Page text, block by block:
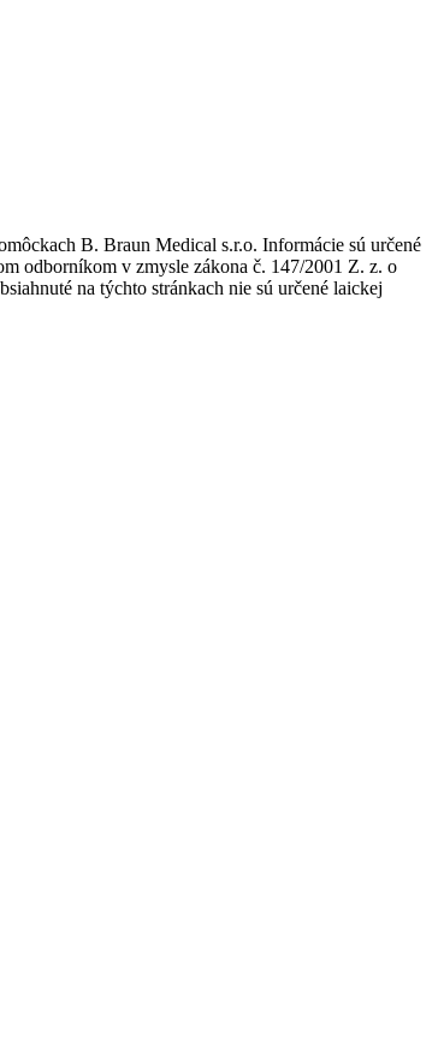
B. Braun Medical s.r.o. Informácie sú určené
odborníkom v zmysle zákona č. 147/2001 Z. z. o
na týchto stránkach nie sú určené laickej